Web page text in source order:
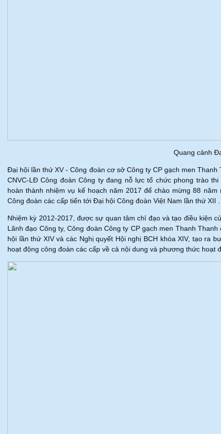
Quang cảnh
Đại hội lần thứ XV - Công đoàn cơ sở Công ty CP gạch men
CNVC-LĐ Công đoàn Công ty đang nỗ lực tổ chức phong trào
hoàn thành nhiệm vụ kế hoạch năm 2017 để chào mừng 88
Công đoàn các cấp tiến tới Đại hội Công đoàn Việt Nam lần thứ XII .
Nhiệm kỳ 2012-2017, được sự quan tâm chỉ đạo và tạo điều kiện
Lãnh đạo Công ty, Công đoàn Công ty CP gạch men Thanh
hội lần thứ XIV và các Nghị quyết Hội nghị BCH khóa XIV, tạo ra
hoạt động công đoàn các cấp về cả nội dung và phương thức hoạt